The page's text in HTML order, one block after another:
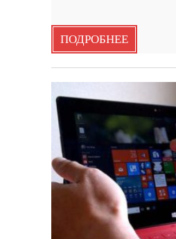
ПОДРОБНЕЕ